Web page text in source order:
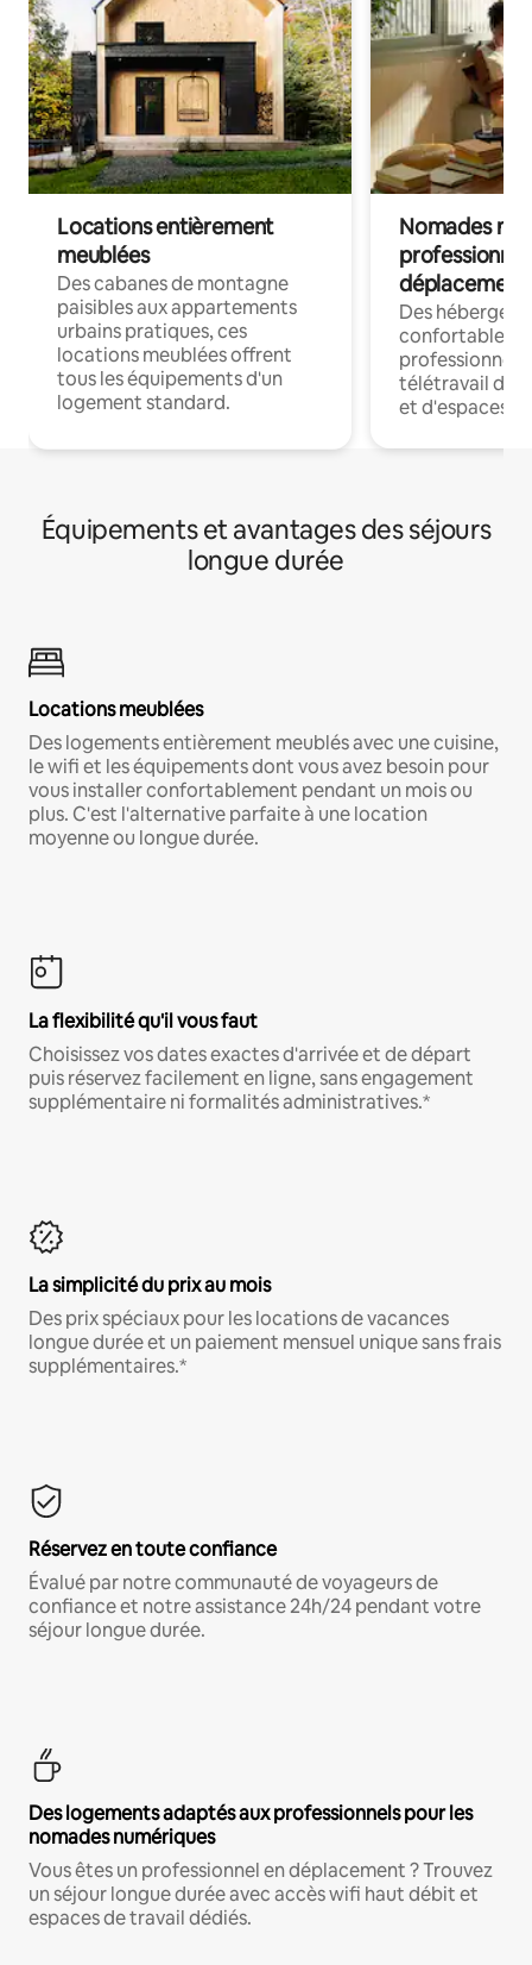
Locations entièrement
meublées
Des cabanes de montagne
paisibles aux appartements
urbains pratiques, ces
locations meublées offrent
tous les équipements d'un
logement standard.
Nomades
déplacement
Des
confortables
professionnels
télétravail
et d'espaces
Équipements et avantages des séjours
longue durée
Locations meublées
Des logements entièrement meublés avec une cuisine,
le wifi et les équipements dont vous avez besoin pour
vous installer confortablement pendant un mois ou
plus. C'est l'alternative parfaite à une location
moyenne ou longue durée.
La flexibilité qu'il vous faut
Choisissez vos dates exactes d'arrivée et de départ
puis réservez facilement en ligne, sans engagement
supplémentaire ni formalités administratives.*
La simplicité du prix au mois
Des prix spéciaux pour les locations de vacances
longue durée et un paiement mensuel unique sans frais
supplémentaires.*
Réservez en toute confiance
Évalué par notre communauté de voyageurs de
confiance et notre assistance 24h/24 pendant votre
séjour longue durée.
Des logements adaptés aux professionnels pour les
nomades numériques
Vous êtes un professionnel en déplacement ? Trouvez
un séjour longue durée avec accès wifi haut débit et
espaces de travail dédiés.